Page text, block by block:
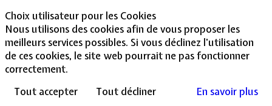
Choix utilisateur pour les Cookies
Nous utilisons des cookies afin de vous proposer les
meilleurs services possibles. Si vous déclinez l'utilisation
de ces cookies, le site web pourrait ne pas fonctionner
correctement.
Tout accepter
Tout décliner
En savoir plus